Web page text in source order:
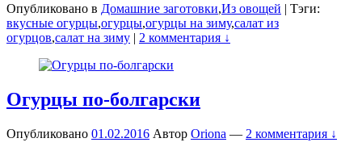
Опубликовано в Домашние заготовки,Из овощей | Тэги:
вкусные огурцы,огурцы,огурцы на зиму,салат из
огурцов,салат на зиму | 2 комментария ↓
Огурцы по-болгарски
Опубликовано 01.02.2016 Автор Oriona — 2 комментария ↓